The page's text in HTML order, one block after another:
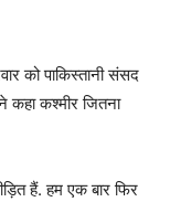
को पाकिस्तानी संसद
कहा कश्मीर जितना
हैं. हम एक बार फिर